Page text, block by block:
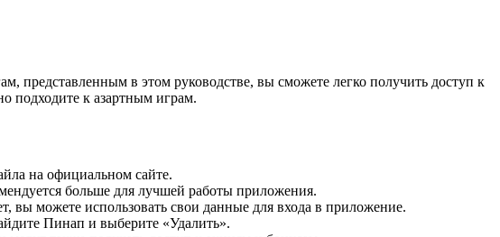
представленным в этом руководстве, вы сможете легко получить доступ к
подходите к азартным играм.
на официальном сайте.
больше для лучшей работы приложения.
вы можете использовать свои данные для входа в приложение.
Пинап и выберите «Удалить».